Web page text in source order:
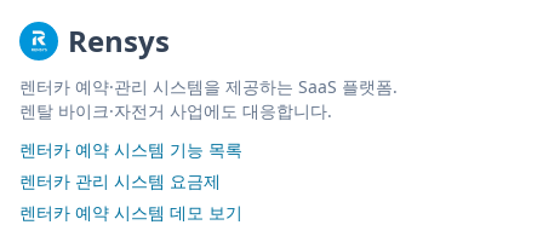
Rensys
렌터카 예약·관리 시스템을 제공하는 SaaS 플랫폼.
렌탈 바이크·자전거 사업에도 대응합니다.
렌터카 예약 시스템 기능 목록
렌터카 관리 시스템 요금제
렌터카 예약 시스템 데모 보기